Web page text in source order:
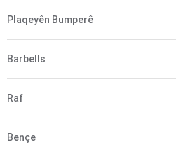
Plaqeyên Bumperê
Barbells
Raf
Bençe